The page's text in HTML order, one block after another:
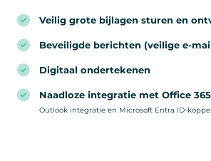
Veilig grote bijlagen sturen en
Beveiligde berichten (veilige e-
Digitaal ondertekenen
Naadloze integratie met Office 365
Outlook integratie en Microsoft Entra ID-